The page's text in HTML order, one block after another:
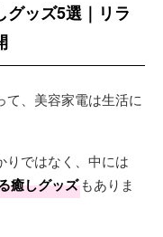
グッズ5選｜リラ
て、美容家電は生活に
りではなく、中には
癒しグッズ もありま